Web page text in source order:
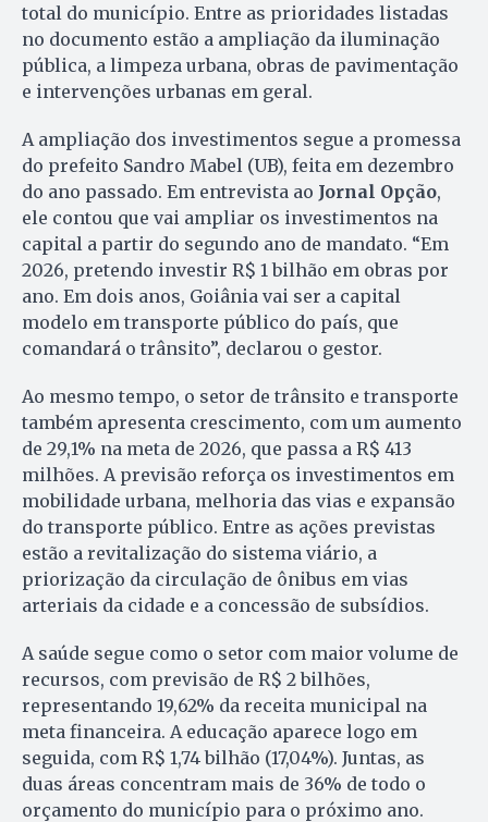
total do município. Entre as prioridades listadas
no documento estão a ampliação da iluminação
pública, a limpeza urbana, obras de pavimentação
e intervenções urbanas em geral.
A ampliação dos investimentos segue a promessa
do prefeito Sandro Mabel (UB), feita em dezembro
do ano passado. Em entrevista ao Jornal Opção,
ele contou que vai ampliar os investimentos na
capital a partir do segundo ano de mandato. “Em
2026, pretendo investir R$ 1 bilhão em obras por
ano. Em dois anos, Goiânia vai ser a capital
modelo em transporte público do país, que
comandará o trânsito”, declarou o gestor.
Ao mesmo tempo, o setor de trânsito e transporte
também apresenta crescimento, com um aumento
de 29,1% na meta de 2026, que passa a R$ 413
milhões. A previsão reforça os investimentos em
mobilidade urbana, melhoria das vias e expansão
do transporte público. Entre as ações previstas
estão a revitalização do sistema viário, a
priorização da circulação de ônibus em vias
arteriais da cidade e a concessão de subsídios.
A saúde segue como o setor com maior volume de
recursos, com previsão de R$ 2 bilhões,
representando 19,62% da receita municipal na
meta financeira. A educação aparece logo em
seguida, com R$ 1,74 bilhão (17,04%). Juntas, as
duas áreas concentram mais de 36% de todo o
orçamento do município para o próximo ano.